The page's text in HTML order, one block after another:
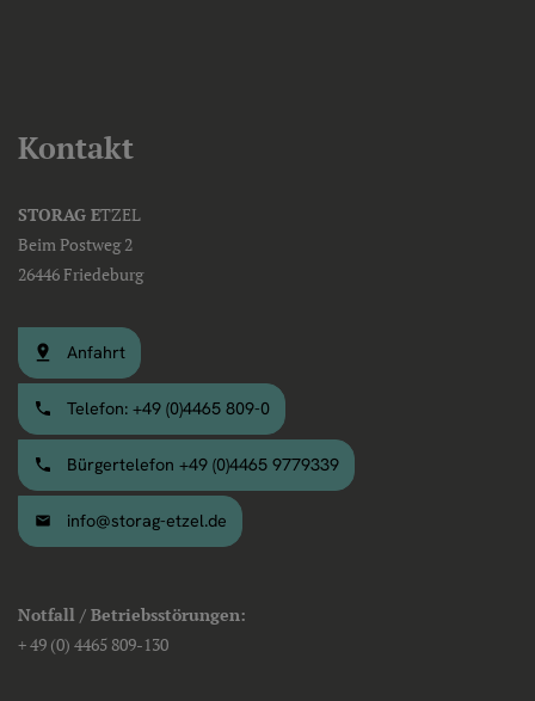
Kontakt
STORAG ETZEL
Beim Postweg 2
26446 Friedeburg
Anfahrt
Telefon: +49 (0)4465 809-0
Bürgertelefon +49 (0)4465 9779339
info@storag-etzel.de
Notfall / Betriebsstörungen:
+ 49 (0) 4465 809-130